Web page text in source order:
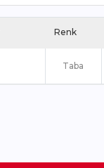
Renk
Taba